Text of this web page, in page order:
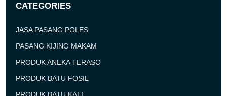
CATEGORIES
JASA PASANG POLES
PASANG KIJING MAKAM
PRODUK ANEKA TERASO
PRODUK BATU FOSIL